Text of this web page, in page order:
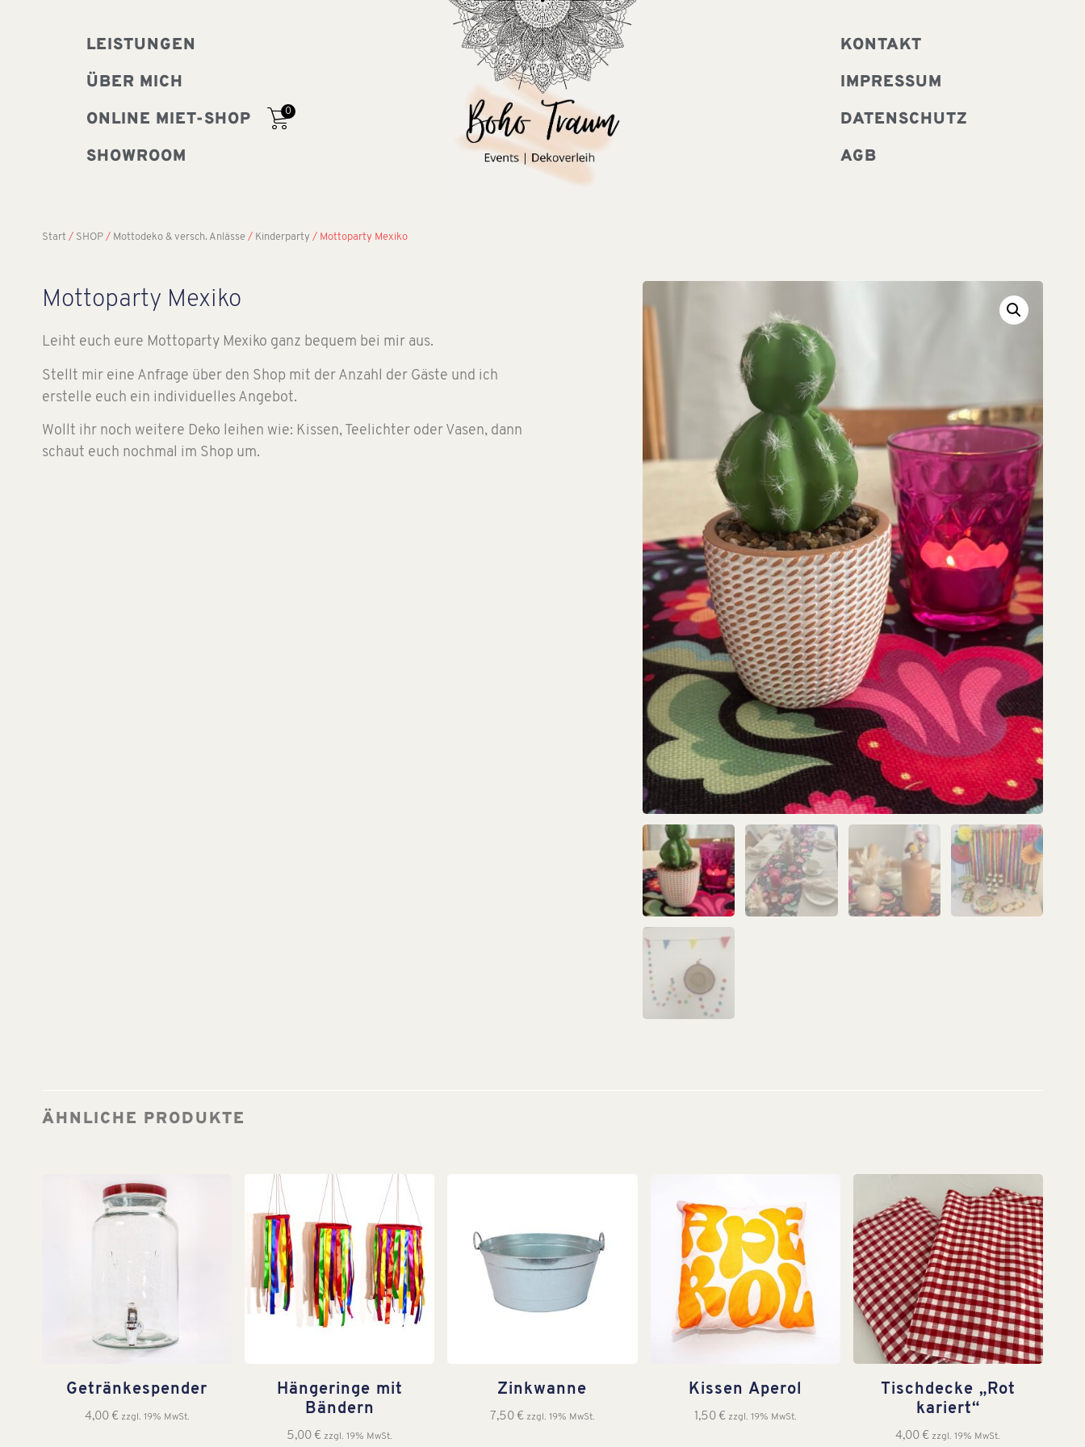
LEISTUNGEN
ÜBER MICH
ONLINE MIET-SHOP
SHOWROOM
0
KONTAKT
IMPRESSUM
DATENSCHUTZ
AGB
Start / SHOP / Mottodeko & versch. Anlässe / Kinderparty / Mottoparty Mexiko
Mottoparty Mexiko
Leiht euch eure Mottoparty Mexiko ganz bequem bei mir aus.
Stellt mir eine Anfrage über den Shop mit der Anzahl der Gäste und ich
erstelle euch ein individuelles Angebot.
Wollt ihr noch weitere Deko leihen wie: Kissen, Teelichter oder Vasen, dann
schaut euch nochmal im Shop um.
ÄHNLICHE PRODUKTE
Getränkespender
4,00 € zzgl. 19% MwSt.
Hängeringe mit
Bändern
5,00 € zzgl. 19% MwSt.
Zinkwanne
7,50 € zzgl. 19% MwSt.
Kissen Aperol
1,50 € zzgl. 19% MwSt.
Tischdecke „Rot
kariert“
4,00 € zzgl. 19% MwSt.